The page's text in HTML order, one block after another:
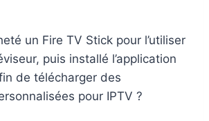
un Fire TV Stick pour l’utiliser
puis installé l’application
de télécharger des
pour IPTV ?